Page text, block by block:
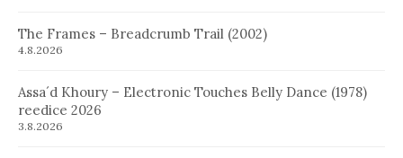
The Frames – Breadcrumb Trail (2002)
4.8.2026
Assa´d Khoury – Electronic Touches Belly Dance (1978)
reedice 2026
3.8.2026